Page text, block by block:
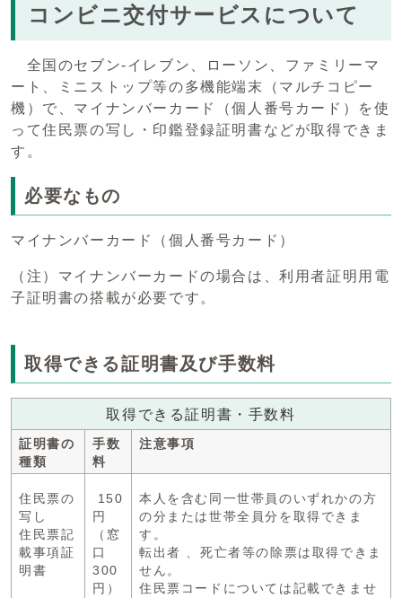
コンビニ交付サービスについて
全国のセブン-イレブン、ローソン、ファミリーマ
ート、ミニストップ等の多機能端末（マルチコピー
機）で、マイナンバーカード（個人番号カード）を使
って住民票の写し・印鑑登録証明書などが取得できま
す。
必要なもの
マイナンバーカード（個人番号カード）
（注）マイナンバーカードの場合は、利用者証明用電
子証明書の搭載が必要です。
取得できる証明書及び手数料
取得できる証明書・手数料
証明書の
種類
手数
料
注意事項
住民票の
写し
住民票記
載事項証
明書
150
円
（窓
口
300
円）
本人を含む同一世帯員のいずれかの方
の分または世帯全員分を取得できま
す。
転出者 、死亡者等の除票は取得できま
せん。
住民票コードについては記載できませ